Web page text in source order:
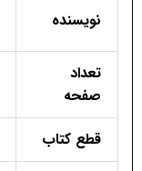
نویسنده
تعداد
صفحه
قطع کتاب